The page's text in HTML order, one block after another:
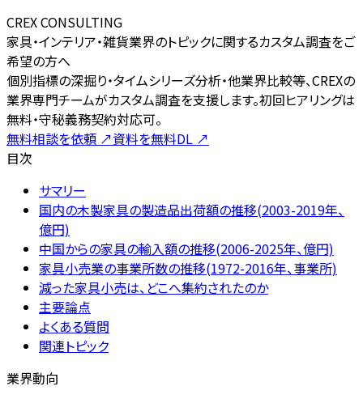
CREX CONSULTING
家具・インテリア・雑貨業界のトピックに関するカスタム調査をご
希望の方へ
個別指標の深掘り・タイムシリーズ分析・他業界比較等、CREXの
業界専門チームがカスタム調査を支援します。初回ヒアリングは
無料・守秘義務契約対応可。
無料相談を依頼 ↗資料を無料DL ↗
目次
サマリー
国内の木製家具の製造品出荷額の推移(2003-2019年、
億円)
中国からの家具の輸入額の推移(2006-2025年、億円)
家具小売業の事業所数の推移(1972-2016年、事業所)
減った家具小売は、どこへ集約されたのか
主要論点
よくある質問
関連トピック
業界動向